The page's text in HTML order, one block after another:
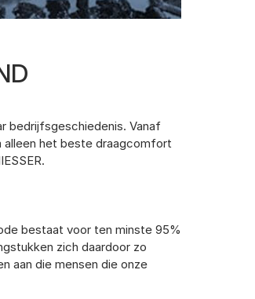
bedrijfsgeschiedenis. Vanaf
het beste draagcomfort
bestaat voor ten minste 95%
zich daardoor zo
aan die mensen die onze